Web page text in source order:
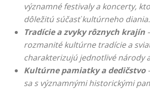
významné festivaly a koncerty,
dôležitú súčasť kultúrneho diania.
Tradície a zvyky rôznych krajín
rozmanité kultúrne tradície a
charakterizujú jednotlivé národy
Kultúrne pamiatky a dedičstvo
sa s významnými historickými